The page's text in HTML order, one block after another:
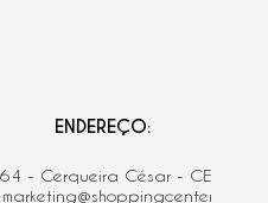
ENDEREÇO:
- Cerqueira César - CEP: